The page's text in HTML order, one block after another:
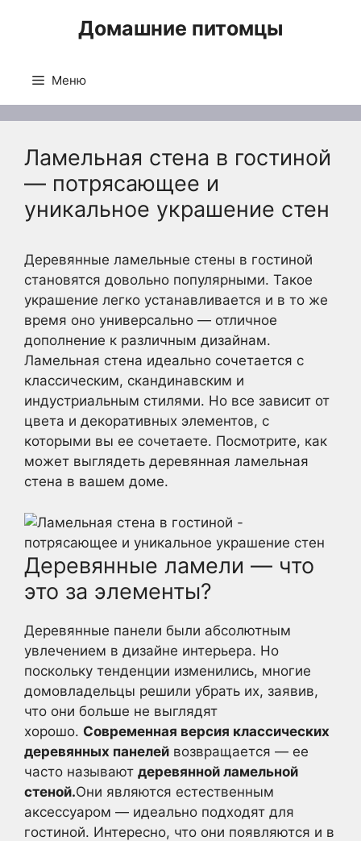
Домашние питомцы
Меню
Ламельная стена в гостиной
— потрясающее и
уникальное украшение стен
Деревянные ламельные стены в гостиной
становятся довольно популярными. Такое
украшение легко устанавливается и в то же
время оно универсально — отличное
дополнение к различным дизайнам.
Ламельная стена идеально сочетается с
классическим, скандинавским и
индустриальным стилями. Но все зависит от
цвета и декоративных элементов, с
которыми вы ее сочетаете. Посмотрите, как
может выглядеть деревянная ламельная
стена в вашем доме.
Деревянные ламели — что
это за элементы?
Деревянные панели были абсолютным
увлечением в дизайне интерьера. Но
поскольку тенденции изменились, многие
домовладельцы решили убрать их, заявив,
что они больше не выглядят
хорошо. Современная версия классических
деревянных панелей возвращается — ее
часто называют деревянной ламельной
стеной.Они являются естественным
аксессуаром — идеально подходят для
гостиной. Интересно, что они появляются и в